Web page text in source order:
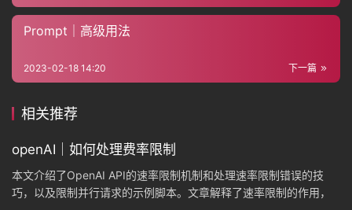
Prompt｜高级用法
下一篇
2023-02-18 14:20
相关推荐
openAI｜如何处理费率限制
本文介绍了OpenAI API的速率限制机制和处理速率限制错误的技
巧，以及限制并行请求的示例脚本。文章解释了速率限制的作用，